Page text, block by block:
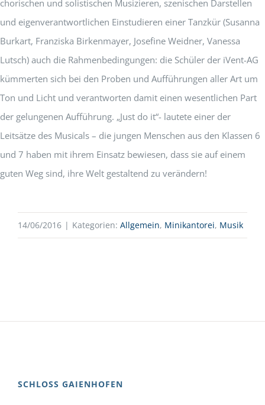
chorischen und solistischen Musizieren, szenischen Darstellen
und eigenverantwortlichen Einstudieren einer Tanzkür (Susanna
Burkart, Franziska Birkenmayer, Josefine Weidner, Vanessa
Lutsch) auch die Rahmenbedingungen: die Schüler der iVent-AG
kümmerten sich bei den Proben und Aufführungen aller Art um
Ton und Licht und verantworten damit einen wesentlichen Part
der gelungenen Aufführung. „Just do it“- lautete einer der
Leitsätze des Musicals – die jungen Menschen aus den Klassen 6
und 7 haben mit ihrem Einsatz bewiesen, dass sie auf einem
guten Weg sind, ihre Welt gestaltend zu verändern!
14/06/2016 | Kategorien: Allgemein, Minikantorei, Musik
SCHLOSS GAIENHOFEN